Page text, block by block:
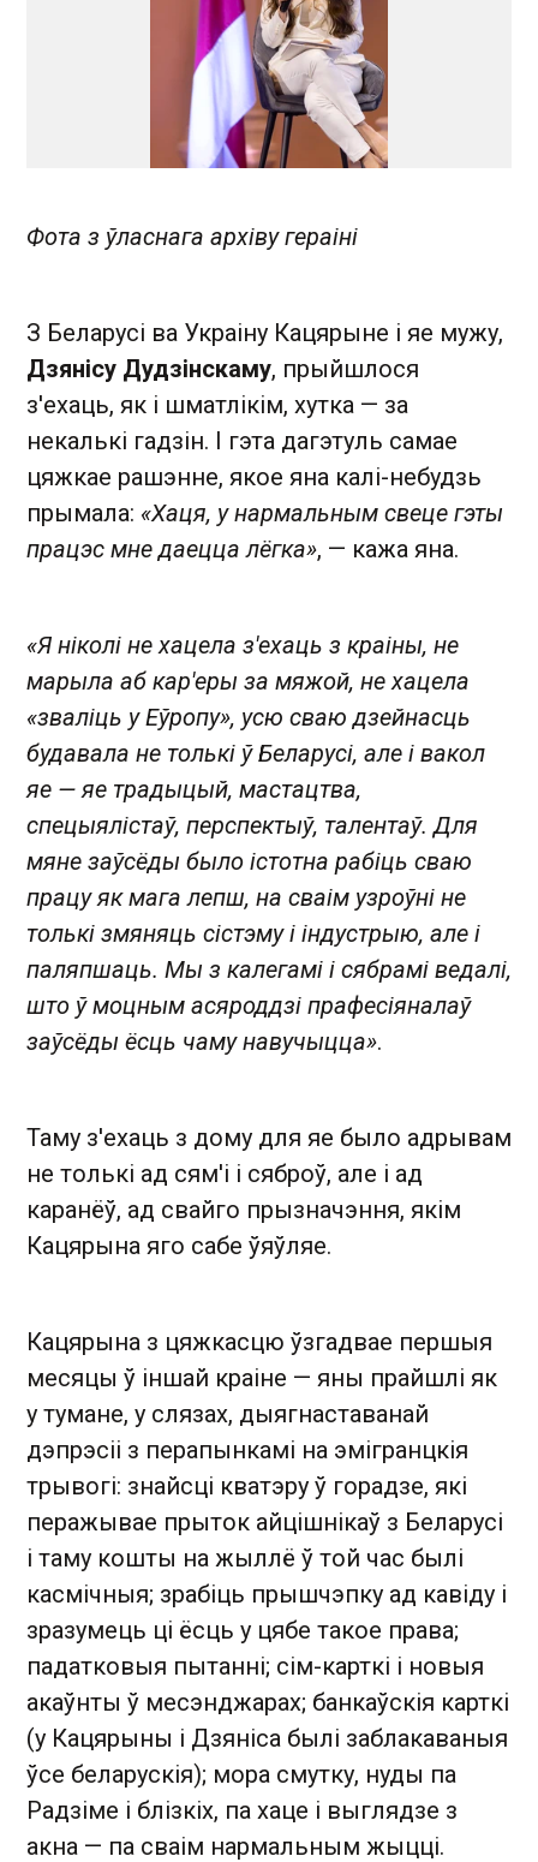
Фота з ўласнага архіву гераіні
З Беларусі ва Украіну Кацярыне і яе мужу,
Дзянісу Дудзінскаму, прыйшлося
з'ехаць, як і шматлікім, хутка — за
некалькі гадзін. І гэта дагэтуль самае
цяжкае рашэнне, якое яна калі-небудзь
прымала: «Хаця, у нармальным свеце гэты
працэс мне даецца лёгка», — кажа яна.
«Я ніколі не хацела з'ехаць з краіны, не
марыла аб кар'еры за мяжой, не хацела
«зваліць у Еўропу», усю сваю дзейнасць
будавала не толькі ў Беларусі, але і вакол
яе — яе традыцый, мастацтва,
спецыялістаў, перспектыў, талентаў. Для
мяне заўсёды было істотна рабіць сваю
працу як мага лепш, на сваім узроўні не
толькі змяняць сістэму і індустрыю, але і
паляпшаць. Мы з калегамі і сябрамі ведалі,
што ў моцным асяроддзі прафесіяналаў
заўсёды ёсць чаму навучыцца».
Таму з'ехаць з дому для яе было адрывам
не толькі ад сям'і і сяброў, але і ад
каранёў, ад свайго прызначэння, якім
Кацярына яго сабе ўяўляе.
Кацярына з цяжкасцю ўзгадвае першыя
месяцы ў іншай краіне — яны прайшлі як
у тумане, у слязах, дыягнаставанай
дэпрэсіі з перапынкамі на эмігранцкія
трывогі: знайсці кватэру ў горадзе, які
перажывае прыток айцішнікаў з Беларусі
і таму кошты на жыллё ў той час былі
касмічныя; зрабіць прышчэпку ад кавіду і
зразумець ці ёсць у цябе такое права;
падатковыя пытанні; сім-карткі і новыя
акаўнты ў месэнджарах; банкаўскія карткі
(у Кацярыны і Дзяніса былі заблакаваныя
ўсе беларускія); мора смутку, нуды па
Радзіме і блізкіх, па хаце і выглядзе з
акна — па сваім нармальным жыцці.